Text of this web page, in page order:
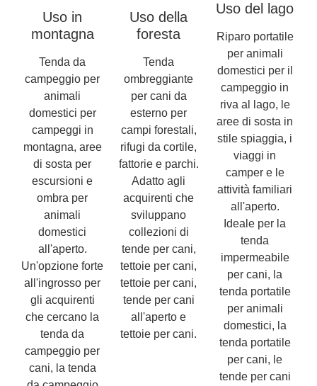
Uso in
montagna
Tenda da
campeggio per
animali
domestici per
campeggi in
montagna, aree
di sosta per
escursioni e
ombra per
animali
domestici
all'aperto.
Un'opzione forte
all'ingrosso per
gli acquirenti
che cercano la
tenda da
campeggio per
cani, la tenda
Uso della
foresta
Tenda
ombreggiante
per cani da
esterno per
campi forestali,
rifugi da cortile,
fattorie e parchi.
Adatto agli
acquirenti che
sviluppano
collezioni di
tende per cani,
tettoie per cani,
tettoie per cani,
tende per cani
all'aperto e
tettoie per cani.
Uso del lago
Riparo portatile
per animali
domestici per il
campeggio in
riva al lago, le
aree di sosta in
stile spiaggia, i
viaggi in
camper e le
attività familiari
all'aperto.
Ideale per la
tenda
impermeabile
per cani, la
tenda portatile
per animali
domestici, la
tenda portatile
per cani, le
tende per cani